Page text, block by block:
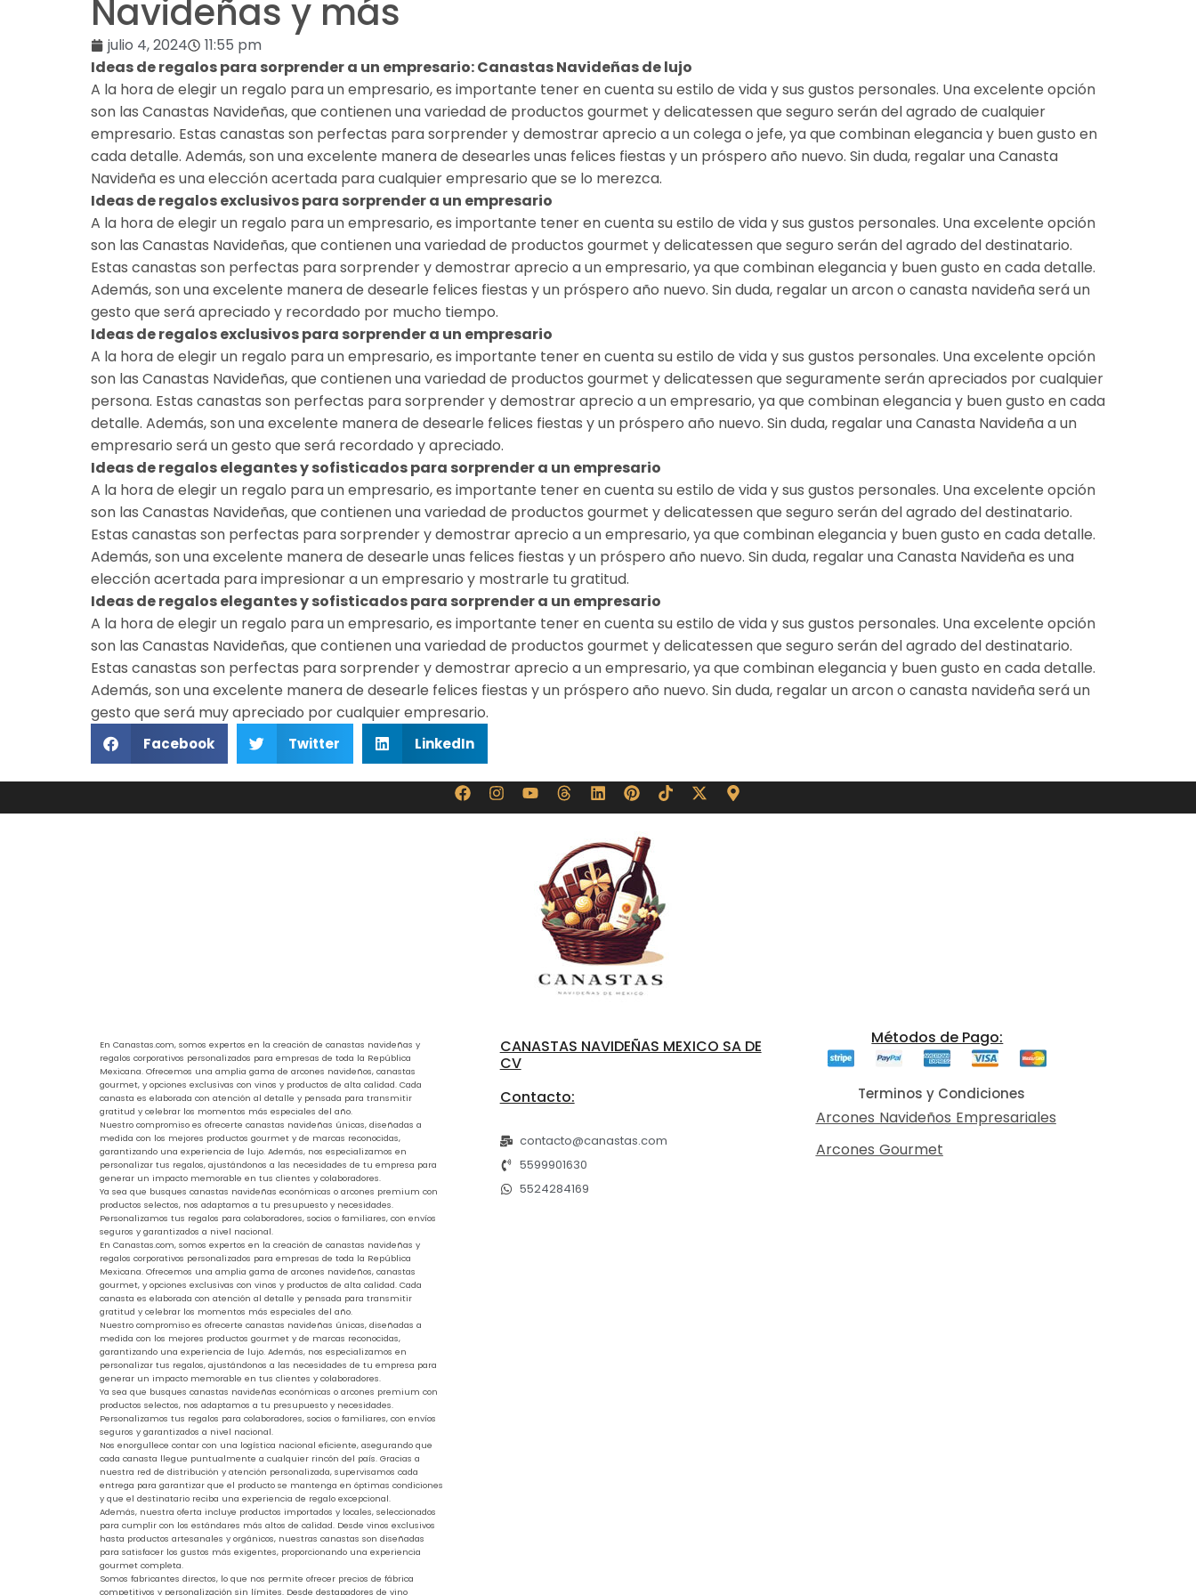
Navideñas y más
julio 4, 2024
11:55 pm
Ideas de regalos para sorprender a un empresario: Canastas Navideñas de lujo
A la hora de elegir un regalo para un empresario, es importante tener en cuenta su estilo de vida y sus gustos personales. Una excelente opción
son las Canastas Navideñas, que contienen una variedad de productos gourmet y delicatessen que seguro serán del agrado de cualquier
empresario. Estas canastas son perfectas para sorprender y demostrar aprecio a un colega o jefe, ya que combinan elegancia y buen gusto en
cada detalle. Además, son una excelente manera de desearles unas felices fiestas y un próspero año nuevo. Sin duda, regalar una Canasta
Navideña es una elección acertada para cualquier empresario que se lo merezca.
Ideas de regalos exclusivos para sorprender a un empresario
A la hora de elegir un regalo para un empresario, es importante tener en cuenta su estilo de vida y sus gustos personales. Una excelente opción
son las Canastas Navideñas, que contienen una variedad de productos gourmet y delicatessen que seguro serán del agrado del destinatario.
Estas canastas son perfectas para sorprender y demostrar aprecio a un empresario, ya que combinan elegancia y buen gusto en cada detalle.
Además, son una excelente manera de desearle felices fiestas y un próspero año nuevo. Sin duda, regalar un arcon o canasta navideña será un
gesto que será apreciado y recordado por mucho tiempo.
Ideas de regalos exclusivos para sorprender a un empresario
A la hora de elegir un regalo para un empresario, es importante tener en cuenta su estilo de vida y sus gustos personales. Una excelente opción
son las Canastas Navideñas, que contienen una variedad de productos gourmet y delicatessen que seguramente serán apreciados por cualquier
persona. Estas canastas son perfectas para sorprender y demostrar aprecio a un empresario, ya que combinan elegancia y buen gusto en cada
detalle. Además, son una excelente manera de desearle felices fiestas y un próspero año nuevo. Sin duda, regalar una Canasta Navideña a un
empresario será un gesto que será recordado y apreciado.
Ideas de regalos elegantes y sofisticados para sorprender a un empresario
A la hora de elegir un regalo para un empresario, es importante tener en cuenta su estilo de vida y sus gustos personales. Una excelente opción
son las Canastas Navideñas, que contienen una variedad de productos gourmet y delicatessen que seguro serán del agrado del destinatario.
Estas canastas son perfectas para sorprender y demostrar aprecio a un empresario, ya que combinan elegancia y buen gusto en cada detalle.
Además, son una excelente manera de desearle unas felices fiestas y un próspero año nuevo. Sin duda, regalar una Canasta Navideña es una
elección acertada para impresionar a un empresario y mostrarle tu gratitud.
Ideas de regalos elegantes y sofisticados para sorprender a un empresario
A la hora de elegir un regalo para un empresario, es importante tener en cuenta su estilo de vida y sus gustos personales. Una excelente opción
son las Canastas Navideñas, que contienen una variedad de productos gourmet y delicatessen que seguro serán del agrado del destinatario.
Estas canastas son perfectas para sorprender y demostrar aprecio a un empresario, ya que combinan elegancia y buen gusto en cada detalle.
Además, son una excelente manera de desearle felices fiestas y un próspero año nuevo. Sin duda, regalar un arcon o canasta navideña será un
gesto que será muy apreciado por cualquier empresario.
Facebook Twitter LinkedIn
En Canastas.com, somos expertos en la creación de canastas navideñas y
regalos corporativos personalizados para empresas de toda la República
Mexicana. Ofrecemos una amplia gama de arcones navideños, canastas
gourmet, y opciones exclusivas con vinos y productos de alta calidad. Cada
canasta es elaborada con atención al detalle y pensada para transmitir
gratitud y celebrar los momentos más especiales del año.
Nuestro compromiso es ofrecerte canastas navideñas únicas, diseñadas a
medida con los mejores productos gourmet y de marcas reconocidas,
garantizando una experiencia de lujo. Además, nos especializamos en
personalizar tus regalos, ajustándonos a las necesidades de tu empresa para
generar un impacto memorable en tus clientes y colaboradores.
Ya sea que busques canastas navideñas económicas o arcones premium con
productos selectos, nos adaptamos a tu presupuesto y necesidades.
Personalizamos tus regalos para colaboradores, socios o familiares, con envíos
seguros y garantizados a nivel nacional.
En Canastas.com, somos expertos en la creación de canastas navideñas y
regalos corporativos personalizados para empresas de toda la República
Mexicana. Ofrecemos una amplia gama de arcones navideños, canastas
gourmet, y opciones exclusivas con vinos y productos de alta calidad. Cada
canasta es elaborada con atención al detalle y pensada para transmitir
gratitud y celebrar los momentos más especiales del año.
Nuestro compromiso es ofrecerte canastas navideñas únicas, diseñadas a
medida con los mejores productos gourmet y de marcas reconocidas,
garantizando una experiencia de lujo. Además, nos especializamos en
personalizar tus regalos, ajustándonos a las necesidades de tu empresa para
generar un impacto memorable en tus clientes y colaboradores.
Ya sea que busques canastas navideñas económicas o arcones premium con
productos selectos, nos adaptamos a tu presupuesto y necesidades.
Personalizamos tus regalos para colaboradores, socios o familiares, con envíos
seguros y garantizados a nivel nacional.
Nos enorgullece contar con una logística nacional eficiente, asegurando que
cada canasta llegue puntualmente a cualquier rincón del país. Gracias a
nuestra red de distribución y atención personalizada, supervisamos cada
entrega para garantizar que el producto se mantenga en óptimas condiciones
y que el destinatario reciba una experiencia de regalo excepcional.
Además, nuestra oferta incluye productos importados y locales, seleccionados
para cumplir con los estándares más altos de calidad. Desde vinos exclusivos
hasta productos artesanales y orgánicos, nuestras canastas son diseñadas
para satisfacer los gustos más exigentes, proporcionando una experiencia
gourmet completa.
Somos fabricantes directos, lo que nos permite ofrecer precios de fábrica
competitivos y personalización sin límites. Desde destapadores de vino
CANASTAS NAVIDEÑAS MEXICO SA DE
CV
Contacto:
contacto@canastas.com
5599901630
5524284169
Métodos de Pago:
Terminos y Condiciones
Arcones Navideños Empresariales
Arcones Gourmet